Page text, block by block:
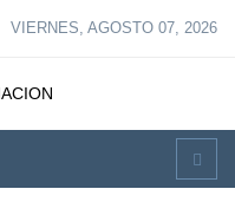
VIERNES, AGOSTO 07, 2026